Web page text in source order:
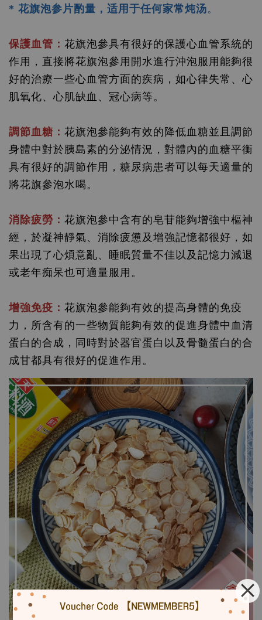
* 花旗泡参片酌量，适用于任何家常炖汤。
保護血管： 花旗泡參具有很好的保護心血管系統的
作用，直接將花旗泡參用開水進行沖泡服用能夠很
好的治療一些心血管方面的疾病，如心律失常、心
肌氧化、心肌缺血、冠心病等。
調節血糖： 花旗泡參能夠有效的降低血糖並且調節
身體中對於胰島素的分泌情況，對體內的血糖平衡
具有很好的調節作用，糖尿病患者可以每天適量的
將花旗參泡水喝。
消除疲勞： 花旗泡參中含有的皂苷能夠增強中樞神
經，於凝神靜氣、消除疲憊及增強記憶都很好，如
果出現了心煩意亂、睡眠質量不佳以及記憶力減退
或老年痴呆也可適量服用。
增強免疫： 花旗泡參能夠有效的提高身體的免疫
力，所含有的一些物質能夠有效的促進身體中血清
蛋白的合成，同時對於器官蛋白以及骨髓蛋白的合
成甘都具有很好的促進作用。